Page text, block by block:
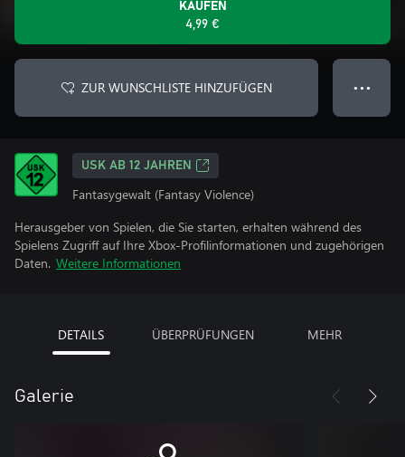
KAUFEN
4,99 €
ZUR WUNSCHLISTE HINZUFÜGEN ● ● ●
USK AB 12 JAHREN
Fantasygewalt (Fantasy Violence)
Herausgeber von Spielen, die Sie starten, erhalten während des
Spielens Zugriff auf Ihre Xbox-Profilinformationen und zugehörigen
Daten. Weitere Informationen
DETAILS ÜBERPRÜFUNGEN MEHR
Galerie